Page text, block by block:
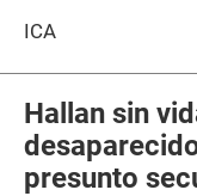
ICA
Hallan sin
presunto